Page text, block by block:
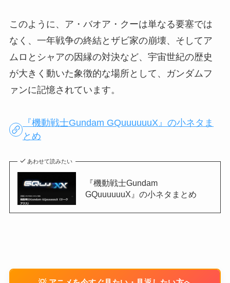
このように、ア・バオア・クーは単なる要塞では
なく、一年戦争の終結とザビ家の崩壊、そしてア
ムロとシャアの因縁の対決など、宇宙世紀の歴史
が大きく動いた象徴的な場所として、ガンダムフ
ァンに記憶されています。
『機動戦士Gundam GQuuuuuuX』の小ネタま
とめ
あわせて読みたい
『機動戦士Gundam
GQuuuuuuX』の小ネタまとめ